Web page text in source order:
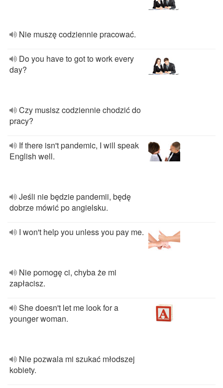
Nie muszę codziennie pracować.
Do you have to got to work every
day?
Czy musisz codziennie chodzić do
pracy?
If there isn't pandemic, I will speak
English well.
Jeśli nie będzie pandemii, będę
dobrze mówić po angielsku.
I won't help you unless you pay me.
Nie pomogę ci, chyba że mi
zapłacisz.
She doesn't let me look for a
younger woman.
Nie pozwala mi szukać młodszej
kobiety.